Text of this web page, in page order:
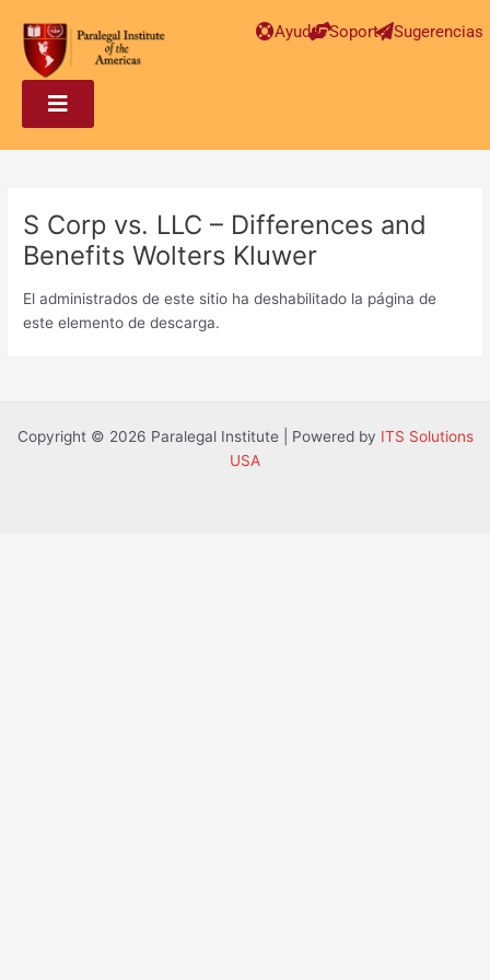
Ayuda Soporte Sugerencias
S Corp vs. LLC – Differences and
Benefits Wolters Kluwer
El administrados de este sitio ha deshabilitado la página de
este elemento de descarga.
navigation
Copyright © 2026 Paralegal Institute | Powered by ITS Solutions
USA